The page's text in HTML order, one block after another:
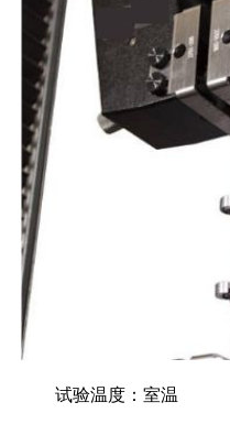
试验温度：室温